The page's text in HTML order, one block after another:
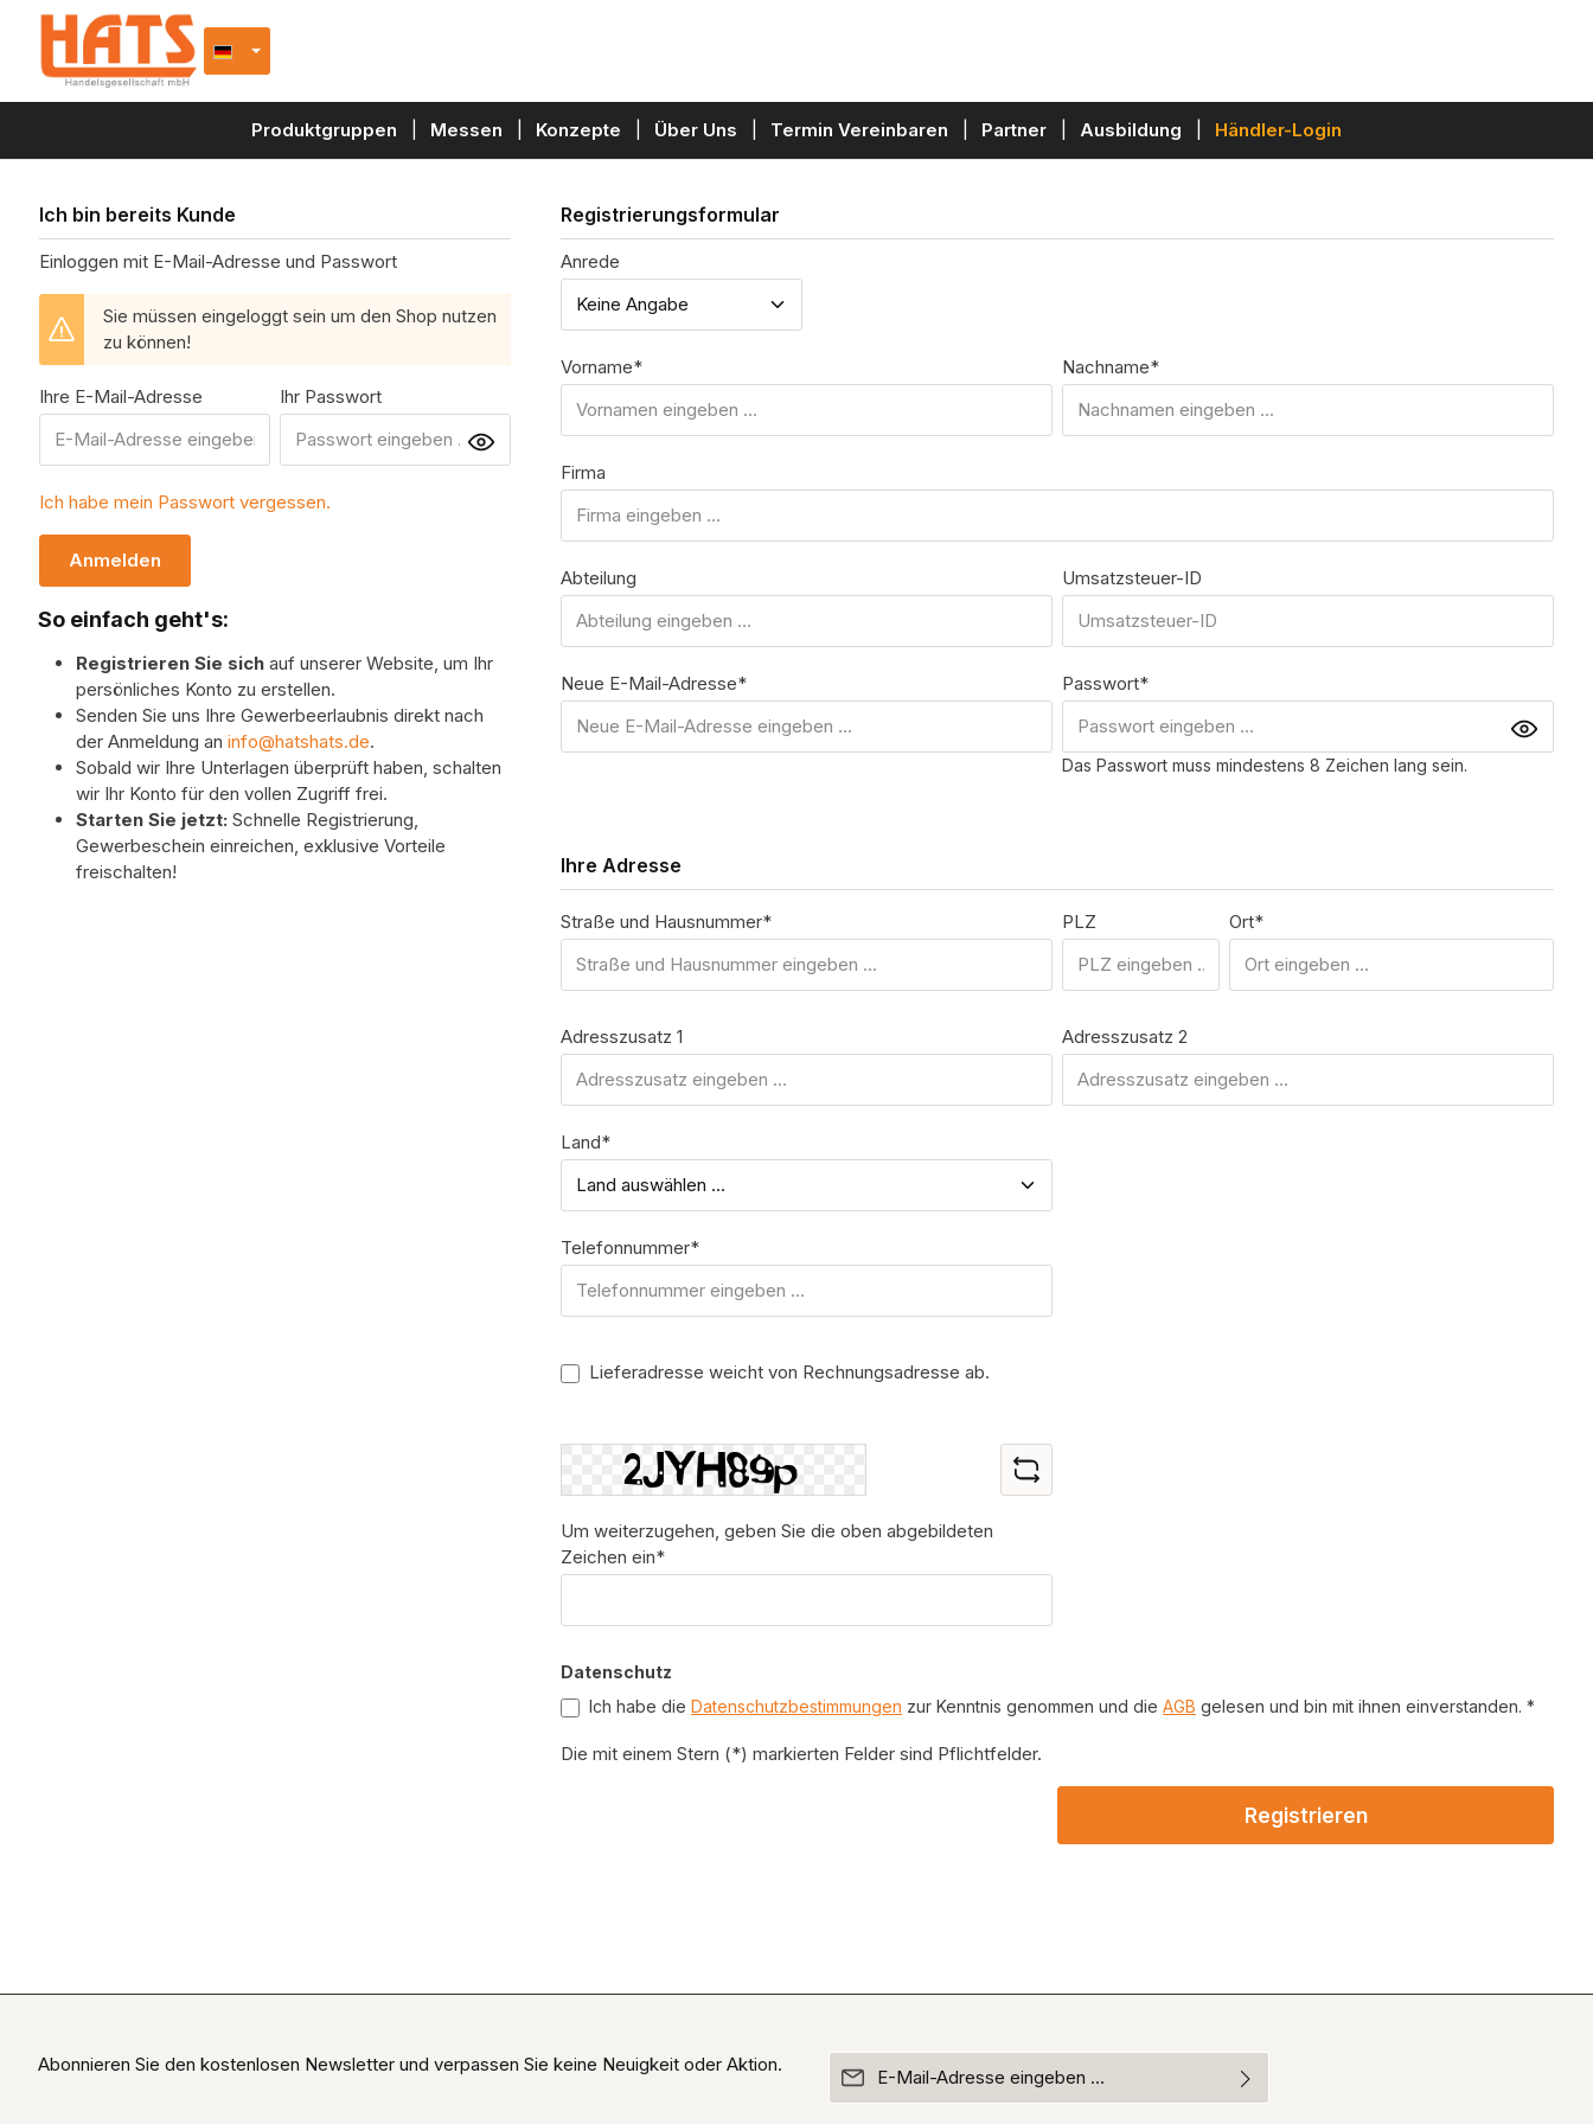
springen Zur Hauptnavigation springen
Produktgruppen Messen Konzepte Über Uns Termin Vereinbaren Partner Ausbildung Händler-Login
Ich bin bereits Kunde
Einloggen mit E-Mail-Adresse und Passwort
Sie müssen eingeloggt sein um den Shop nutzen
zu können!
Ihre E-Mail-Adresse Ihr Passwort
Ich habe mein Passwort vergessen.
Anmelden
So einfach geht's:
Registrieren Sie sich auf unserer Website, um Ihr
persönliches Konto zu erstellen.
Senden Sie uns Ihre Gewerbeerlaubnis direkt nach
der Anmeldung an info@hatshats.de.
Sobald wir Ihre Unterlagen überprüft haben, schalten
wir Ihr Konto für den vollen Zugriff frei.
Starten Sie jetzt: Schnelle Registrierung,
Gewerbeschein einreichen, exklusive Vorteile
freischalten!
Registrierungsformular
Persönliche Informationen
Anrede
Vorname* Nachname*
Firma
Abteilung Umsatzsteuer-ID
Neue E-Mail-Adresse* Passwort*
Das Passwort muss mindestens 8 Zeichen lang sein.
Ihre Adresse
Straße und Hausnummer* PLZ Ort*
Adresszusatz 1 Adresszusatz 2
Land*
Telefonnummer*
Lieferadresse weicht von Rechnungsadresse ab.
Um weiterzugehen, geben Sie die oben abgebildeten
Zeichen ein*
Datenschutz
Ich habe die Datenschutzbestimmungen zur Kenntnis genommen und die AGB gelesen und bin mit ihnen einverstanden. *
Die mit einem Stern (*) markierten Felder sind Pflichtfelder.
Registrieren
Abonnieren Sie den kostenlosen Newsletter und verpassen Sie keine Neuigkeit oder Aktion. E-Mail-Adresse*